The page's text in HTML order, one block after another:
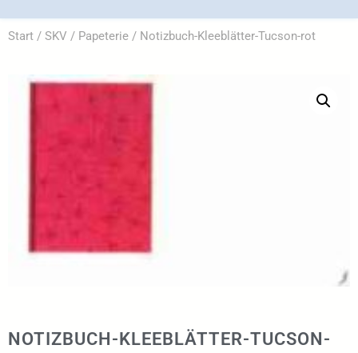
Start / SKV / Papeterie / Notizbuch-Kleeblätter-Tucson-rot
NOTIZBUCH-KLEEBLÄTTER-TUCSON-